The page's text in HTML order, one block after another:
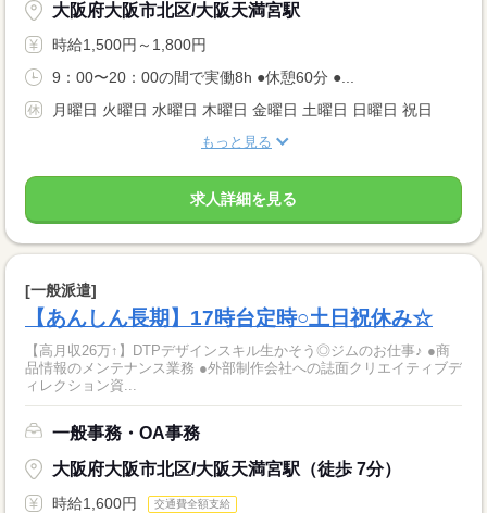
大阪府大阪市北区/大阪天満宮駅
時給1,500円～1,800円
9：00〜20：00の間で実働8h ●休憩60分 ●...
月曜日 火曜日 水曜日 木曜日 金曜日 土曜日 日曜日 祝日
もっと見る
求人詳細を見る
[一般派遣]
【あんしん長期】17時台定時○土日祝休み☆
【高月収26万↑】DTPデザインスキル生かそう◎ジムのお仕事♪ ●商
品情報のメンテナンス業務 ●外部制作会社への誌面クリエイティブデ
ィレクション資...
一般事務・OA事務
大阪府大阪市北区/大阪天満宮駅（徒歩 7分）
時給1,600円 交通費全額支給